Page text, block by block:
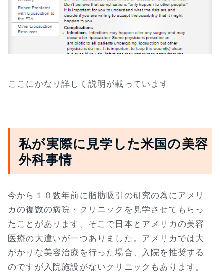
ここにかなり詳しく説明が載っています
私が実際に見学した米国の美容
外科事情
今から１０数年前に脂肪吸引の研究の為にアメリ
カの複数の病院・クリニックを見学させてもらっ
たことがあります。そこで日本とアメリカの美容
医療の大違いが一つありました。アメリカでは大
がかりな美容治療を行った場合、入院を推奨する
のですが入院施設がないクリニックもあります。